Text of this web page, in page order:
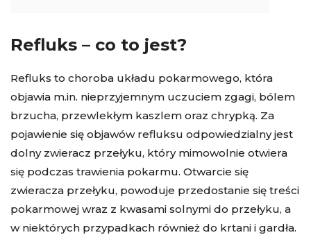
Refluks – co to jest?
Refluks to choroba układu pokarmowego, która
objawia m.in. nieprzyjemnym uczuciem zgagi, bólem
brzucha, przewlekłym kaszlem oraz chrypką. Za
pojawienie się objawów refluksu odpowiedzialny jest
dolny zwieracz przełyku, który mimowolnie otwiera
się podczas trawienia pokarmu. Otwarcie się
zwieracza przełyku, powoduje przedostanie się treści
pokarmowej wraz z kwasami solnymi do przełyku, a
w niektórych przypadkach również do krtani i gardła.